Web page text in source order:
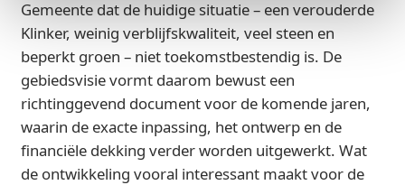
Gemeente dat de huidige situatie – een verouderde
Klinker, weinig verblijfskwaliteit, veel steen en
beperkt groen – niet toekomstbestendig is. De
gebiedsvisie vormt daarom bewust een
richtinggevend document voor de komende jaren,
waarin de exacte inpassing, het ontwerp en de
financiële dekking verder worden uitgewerkt. Wat
de ontwikkeling vooral interessant maakt voor de